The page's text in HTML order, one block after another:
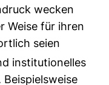
wecken
Weise für ihren
seien
institutionelles
Beispielsweise